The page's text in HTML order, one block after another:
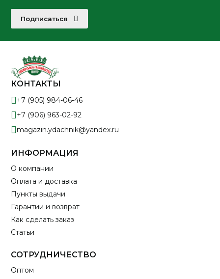
Подписаться
КОНТАКТЫ
+7 (905) 984-06-46
+7 (906) 963-02-92
magazin.ydachnik@yandex.ru
ИНФОРМАЦИЯ
О компании
Оплата и доставка
Пункты выдачи
Гарантии и возврат
Как сделать заказ
Статьи
СОТРУДНИЧЕСТВО
Оптом